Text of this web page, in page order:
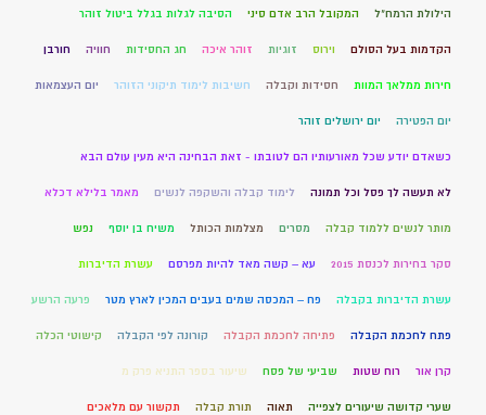
הילולת הרמח"ל המקובל הרב אדם סיני הסיבה לגלות בגלל ביטול זוהר
הקדמות בעל הסולם וירוס זוגיות זוהר איכה חג החסידות חוויה חורבן
חירות ממלאך המוות חסידות וקבלה חשיבות לימוד תיקוני הזוהר יום העצמאות
יום הפטירה יום ירושלים זוהר
כשאדם יודע שכל מאורעותיו הם לטובתו - זאת הבחינה היא מעין עולם הבא
לא תעשה לך פסל וכל תמונה לימוד קבלה והשקפה לנשים מאמר בלילא דכלא
מותר לנשים ללמוד קבלה מסרים מצלמות הכותל משיח בן יוסף נפש
סקר בחירות לכנסת 2015 עא – קשה מאד להיות מפרסם עשרת הדיברות
עשרת הדיברות בקבלה פח – המכסה שמים בעבים המכין לארץ מטר פרעה הרשע
פתח לחכמת הקבלה פתיחה לחכמת הקבלה קורונה לפי הקבלה קישוטי הכלה
קרן אור רוח שטות שביעי של פסח שיעור בספר התניא פרק מ
שערי קדושה שיעורים לצפייה תאוה תורת קבלה תקשור עם מלאכים